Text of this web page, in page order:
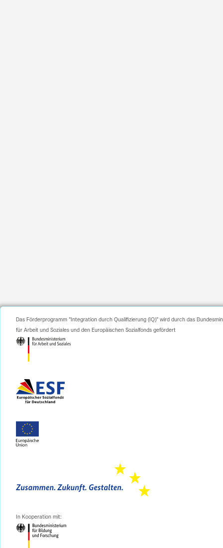
Das Förderprogramm "Integration durch Qualifizierung (IQ)" wird durch das
für Arbeit und Soziales und den Europäischen Sozialfonds gefördert
In Kooperation mit: